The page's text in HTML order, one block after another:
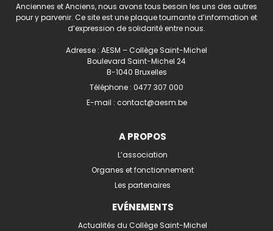
Anciennes et Anciens, nous avons tous besoin les uns des autres
pour y parvenir. Ce site est une plaque tournante d’information et
d’expression de solidarité entre nous.
Adresse : AESM – Collège Saint-Michel
Boulevard Saint-Michel 24
B-1040 Bruxelles
Téléphone : 0477 307 000
E-mail : contact@aesm.be
A PROPOS
L’association
Organes et fonctionnement
Les partenaires
EVÉNEMENTS
Actualités du Collège Saint-Michel